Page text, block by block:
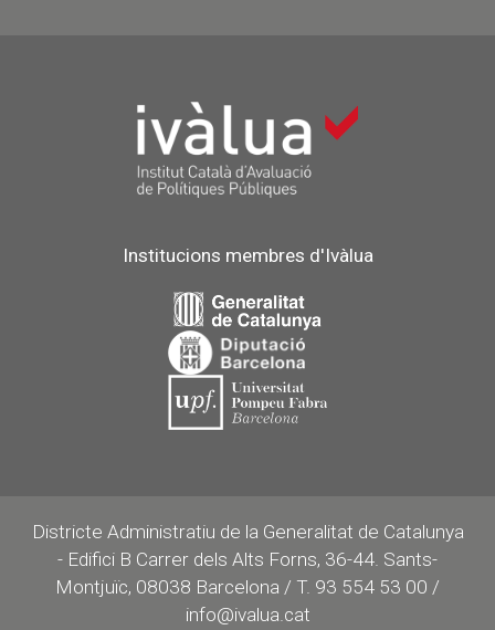
Institucions membres d'Ivàlua
Districte Administratiu de la Generalitat de Catalunya
- Edifici B Carrer dels Alts Forns, 36-44. Sants-
Montjuïc, 08038 Barcelona / T. 93 554 53 00 /
info@ivalua.cat